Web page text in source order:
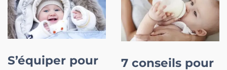
S’équiper pour
7 conseils pour